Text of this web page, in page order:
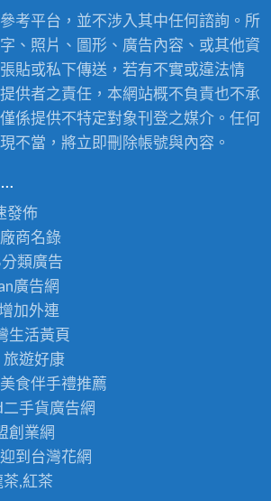
考平台，並不涉入其中任何諮詢。所
、照片、圖形、廣告內容、或其他資
貼或私下傳送，若有不實或違法情
供者之責任，本網站概不負責也不承
係提供不特定對象刊登之媒介。任何
不當，將立即刪除帳號與內容。
發佈
商名錄
分類廣告
廣告網
增加外連
生活黃頁
旅遊好康
食伴手禮推薦
二手貨廣告網
創業網
到 台灣花網
茶,紅茶